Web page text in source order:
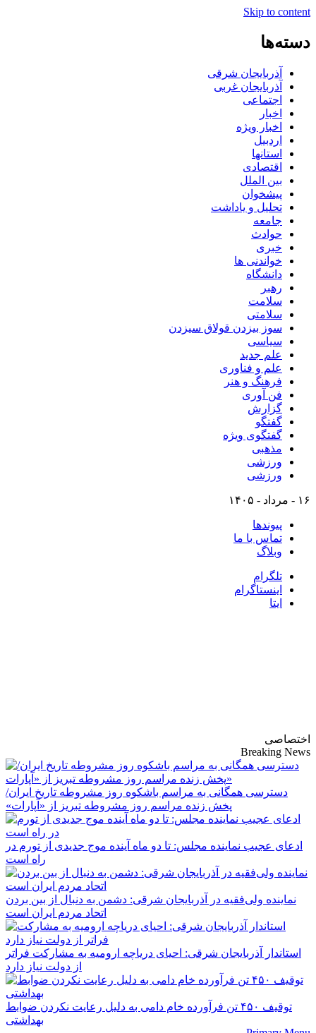
Skip to content
دسته‌ها
آذربایجان شرقی
آذربایجان غربی
اجتماعی
اخبار
اخبار ویژه
اردبیل
استانها
اقتصادی
بین الملل
پیشخوان
تحلیل و یاداشت
جامعه
حوادث
خبری
خواندنی ها
دانشگاه
رهبر
سلامت
سلامتی
سوز بیزدن قولاق سیزدن
سیاسی
علم جدید
علم و فناوری
فرهنگ و هنر
فن آوری
گزارش
گفتگو
گفتگوی ویژه
مذهبی
ورزشی
ورزشی
۱۶ - مرداد - ۱۴۰۵
پیوندها
تماس با ما
وبلاگ
تلگرام
اینستاگرام
ایتا
اختصاصی
Breaking News
دسترسی همگانی به مراسم باشکوه روز مشروطه تاریخ ایران/
پخش زنده مراسم روز مشروطه تبریز از «آپارات»
ادعای عجیب نماینده مجلس: تا دو ماه آینده موج جدیدی از تورم در
راه است
نماینده ولی‌فقیه در آذربایجان شرقی: دشمن به دنبال از بین بردن
اتحاد مردم ایران است
استاندار آذربایجان شرقی: احیای دریاچه ارومیه به مشارکت فراتر
از دولت نیاز دارد
توقیف ۴۵۰ تن فرآورده خام دامی به دلیل رعایت نکردن ضوابط
بهداشتی